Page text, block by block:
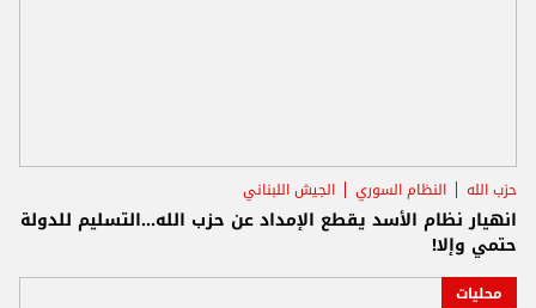
حزب الله النظام السوري الجيش اللبناني
انهيار نظام الأسد يقطع الإمداد عن حزب الله...التسليم للدولة
حتمي وإلا!
محليات